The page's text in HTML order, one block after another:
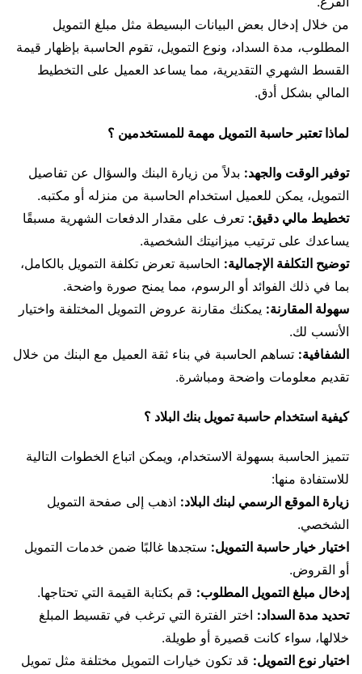
من خلال إدخال بعض البيانات البسيطة مثل مبلغ التمويل
المطلوب، مدة السداد، ونوع التمويل، تقوم الحاسبة بإظهار قيمة
القسط الشهري التقديرية، مما يساعد العميل على التخطيط
المالي بشكل أدق.
لماذا تعتبر حاسبة التمويل مهمة للمستخدمين ؟
توفير الوقت والجهد: بدلاً من زيارة البنك والسؤال عن تفاصيل
التمويل، يمكن للعميل استخدام الحاسبة من منزله أو مكتبه.
تخطيط مالي دقيق: تعرف على مقدار الدفعات الشهرية مسبقًا
يساعدك على ترتيب ميزانيتك الشخصية.
توضيح التكلفة الإجمالية: الحاسبة تعرض تكلفة التمويل بالكامل،
بما في ذلك الفوائد أو الرسوم، مما يمنح صورة واضحة.
سهولة المقارنة: يمكنك مقارنة عروض التمويل المختلفة واختيار
الأنسب لك.
الشفافية: تساهم الحاسبة في بناء ثقة العميل مع البنك من خلال
تقديم معلومات واضحة ومباشرة.
كيفية استخدام حاسبة تمويل بنك البلاد ؟
تتميز الحاسبة بسهولة الاستخدام، ويمكن اتباع الخطوات التالية
للاستفادة منها:
زيارة الموقع الرسمي لبنك البلاد: اذهب إلى صفحة التمويل
الشخصي.
اختيار خيار حاسبة التمويل: ستجدها غالبًا ضمن خدمات التمويل
أو القروض.
إدخال مبلغ التمويل المطلوب: قم بكتابة القيمة التي تحتاجها.
تحديد مدة السداد: اختر الفترة التي ترغب في تقسيط المبلغ
خلالها، سواء كانت قصيرة أو طويلة.
اختيار نوع التمويل: قد تكون خيارات التمويل مختلفة مثل تمويل